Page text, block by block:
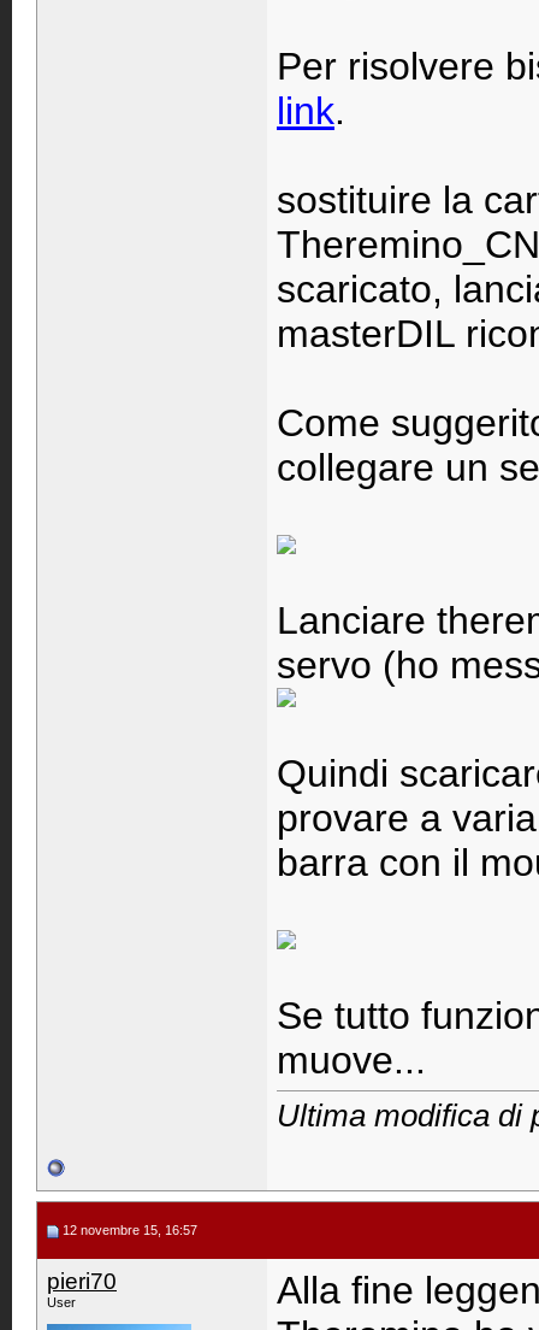
Per risolvere
link.
sostituire la
scaricato,
masterDIL
Come
collegare un
Lanciare
servo (ho
Quindi
provare a
barra con il
Se tutto
muove...
Ultima modifica di
12 novembre 15, 16:57
pieri70
User
Alla fine